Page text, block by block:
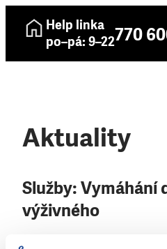
Help linka
po–pá: 9–22770
Aktuality
Služby:Vymáhání
výživného